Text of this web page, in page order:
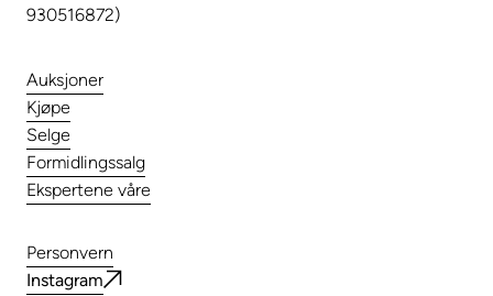
930516872)
Auksjoner
Kjøpe
Selge
Formidlingssalg
Ekspertene våre
Personvern
Instagram